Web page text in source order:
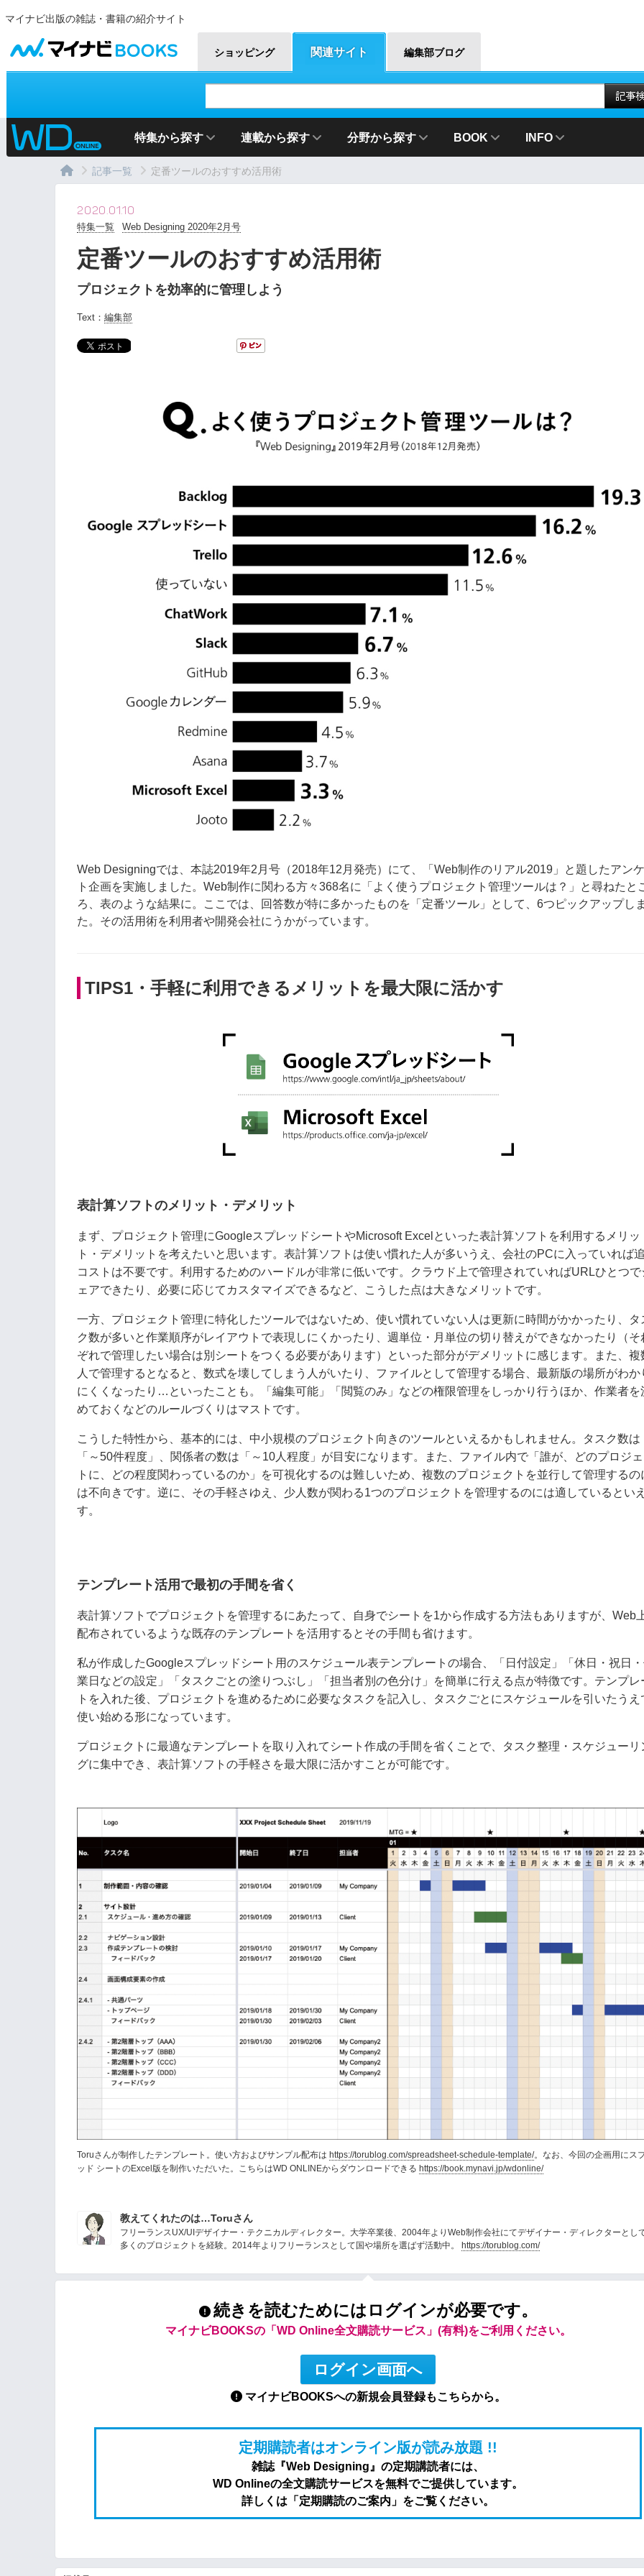
マイナビ出版の雑誌・書籍の紹介サイト
マイナビBOOKS
ショッピング 関連サイト 編集部ブログ
特集から探す 連載から探す 分野から探す BOOK INFO
記事一覧 定番ツールのおすすめ活用術
2020.01.10
特集一覧 Web Designing 2020年2月号
定番ツールのおすすめ活用術
プロジェクトを効率的に管理しよう
Text： 編集部
Web Designingでは、本誌2019年2月号（2018年12月発売）にて、「Web制作のリアル2019」と題したアン
ト企画を実施しました。Web制作に関わる方々368名に「よく使うプロジェクト管理ツールは？」と尋ねたと
ろ、表のような結果に。ここでは、回答数が特に多かったものを「定番ツール」として、6つピックアップし
た。その活用術を利用者や開発会社にうかがっています。
TIPS1・手軽に利用できるメリットを最大限に活かす
表計算ソフトのメリット・デメリット
まず、プロジェクト管理にGoogleスプレッドシートやMicrosoft Excelといった表計算ソフトを利用するメリッ
ト・デメリットを考えたいと思います。表計算ソフトは使い慣れた人が多いうえ、会社のPCに入っていれば
コストは不要です。利用するためのハードルが非常に低いです。クラウド上で管理されていればURLひとつで
ェアできたり、必要に応じてカスタマイズできるなど、こうした点は大きなメリットです。
一方、プロジェクト管理に特化したツールではないため、使い慣れていない人は更新に時間がかかったり、タ
ク数が多いと作業順序がレイアウトで表現しにくかったり、週単位・月単位の切り替えができなかったり（そ
ぞれで管理したい場合は別シートをつくる必要があります）といった部分がデメリットに感じます。また、複
人で管理するとなると、数式を壊してしまう人がいたり、ファイルとして管理する場合、最新版の場所がわか
にくくなったり…といったことも。「編集可能」「閲覧のみ」などの権限管理をしっかり行うほか、作業者を
めておくなどのルールづくりはマストです。
こうした特性から、基本的には、中小規模のプロジェクト向きのツールといえるかもしれません。タスク数は
「～50件程度」、関係者の数は「～10人程度」が目安になります。また、ファイル内で「誰が、どのプロジェ
トに、どの程度関わっているのか」を可視化するのは難しいため、複数のプロジェクトを並行して管理するの
は不向きです。逆に、その手軽さゆえ、少人数が関わる1つのプロジェクトを管理するのには適しているとい
す。
テンプレート活用で最初の手間を省く
表計算ソフトでプロジェクトを管理するにあたって、自身でシートを1から作成する方法もありますが、Web
配布されているような既存のテンプレートを活用するとその手間も省けます。
私が作成したGoogleスプレッドシート用のスケジュール表テンプレートの場合、「日付設定」「休日・祝日
業日などの設定」「タスクごとの塗りつぶし」「担当者別の色分け」を簡単に行える点が特徴です。テンプレ
トを入れた後、プロジェクトを進めるために必要なタスクを記入し、タスクごとにスケジュールを引いたうえ
使い始める形になっています。
プロジェクトに最適なテンプレートを取り入れてシート作成の手間を省くことで、タスク整理・スケジューリ
グに集中でき、表計算ソフトの手軽さを最大限に活かすことが可能です。
Toruさんが制作したテンプレート。使い方およびサンプル配布は https://torublog.com/spreadsheet-schedule-template/。なお、今回の企画用にス
ッド シートのExcel版を制作いただいた。こちらはWD ONLINEからダウンロードできる https://book.mynavi.jp/wdonline/
教えてくれたのは…Toruさん
フリーランスUX/UIデザイナー・テクニカルディレクター。大学卒業後、2004年よりWeb制作会社にてデザイナー・ディレクターとし
多くのプロジェクトを経験。2014年よりフリーランスとして国や場所を選ばず活動中。 https://torublog.com/
続きを読むためにはログインが必要です。
マイナビBOOKSの「WD Online全文購読サービス」(有料)をご利用ください。
ログイン画面へ
マイナビBOOKSへの新規会員登録もこちらから。
定期購読者はオンライン版が読み放題 !!
雑誌『Web Designing』の定期講読者には、
WD Onlineの全文購読サービスを無料でご提供しています。
詳しくは「定期購読のご案内」をご覧ください。